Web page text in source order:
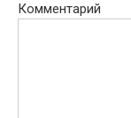
Комментарий